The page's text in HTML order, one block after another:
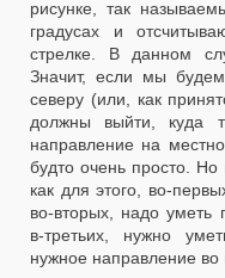
рисунке, так
градусах и
стрелке. В данном
Значит, если мы
северу (или, как
должны выйти, куда
направление на
будто очень просто.
как для этого, во-
во-вторых, надо уметь
в-третьих, нужно
нужное направление во